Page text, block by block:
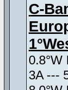
C-
0.8°W
3A ---